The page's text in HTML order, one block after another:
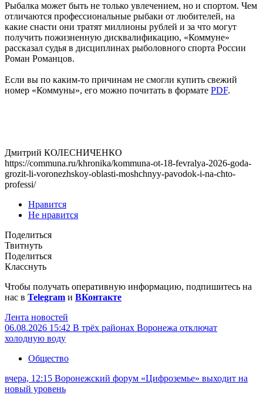
Рыбалка может быть не только увлечением, но и спортом. Чем
отличаются профессиональные рыбаки от любителей, на
какие снасти они тратят миллионы рублей и за что могут
получить пожизненную дисквалификацию, «Коммуне»
рассказал судья в дисциплинах рыболовного спорта России
Роман Романцов.
Если вы по каким-то причинам не смогли купить свежий
номер «Коммуны», его можно почитать в формате PDF.
Дмитрий КОЛЕСНИЧЕНКО
https://communa.ru/khronika/kommuna-ot-18-fevralya-2026-goda-
grozit-li-voronezhskoy-oblasti-moshchnyy-pavodok-i-na-chto-
professi/
Нравится
Не нравится
Поделиться
Твитнуть
Поделиться
Класснуть
Чтобы получать оперативную информацию, подпишитесь на
нас в Telegram и ВКонтакте
Лента новостей
06.08.2026 15:42 В трёх районах Воронежа отключат
холодную воду
Общество
вчера, 12:15 Воронежский форум «Цифроземье» выходит на
новый уровень